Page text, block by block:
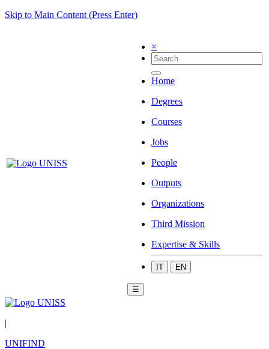
Skip to Main Content (Press Enter)
×
Home
Degrees
Courses
Jobs
People
Outputs
Organizations
Third Mission
Expertise & Skills
IT EN
☰
|
UNIFIND